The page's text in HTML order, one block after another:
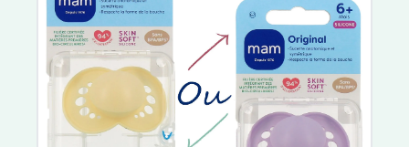
Thera Pearl
Thermacare
Therm Cool
BSN medical
Coalgan
Epitact